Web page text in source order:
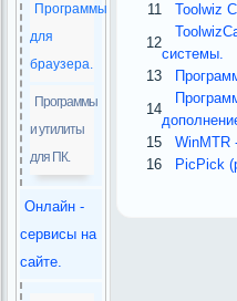
Программы
для
браузера.
Программы
и утилиты
для ПК.
Онлайн -
сервисы на
сайте.
11
Toolwiz
12
системы.
13
14
15
WinMTR
16
PicPick